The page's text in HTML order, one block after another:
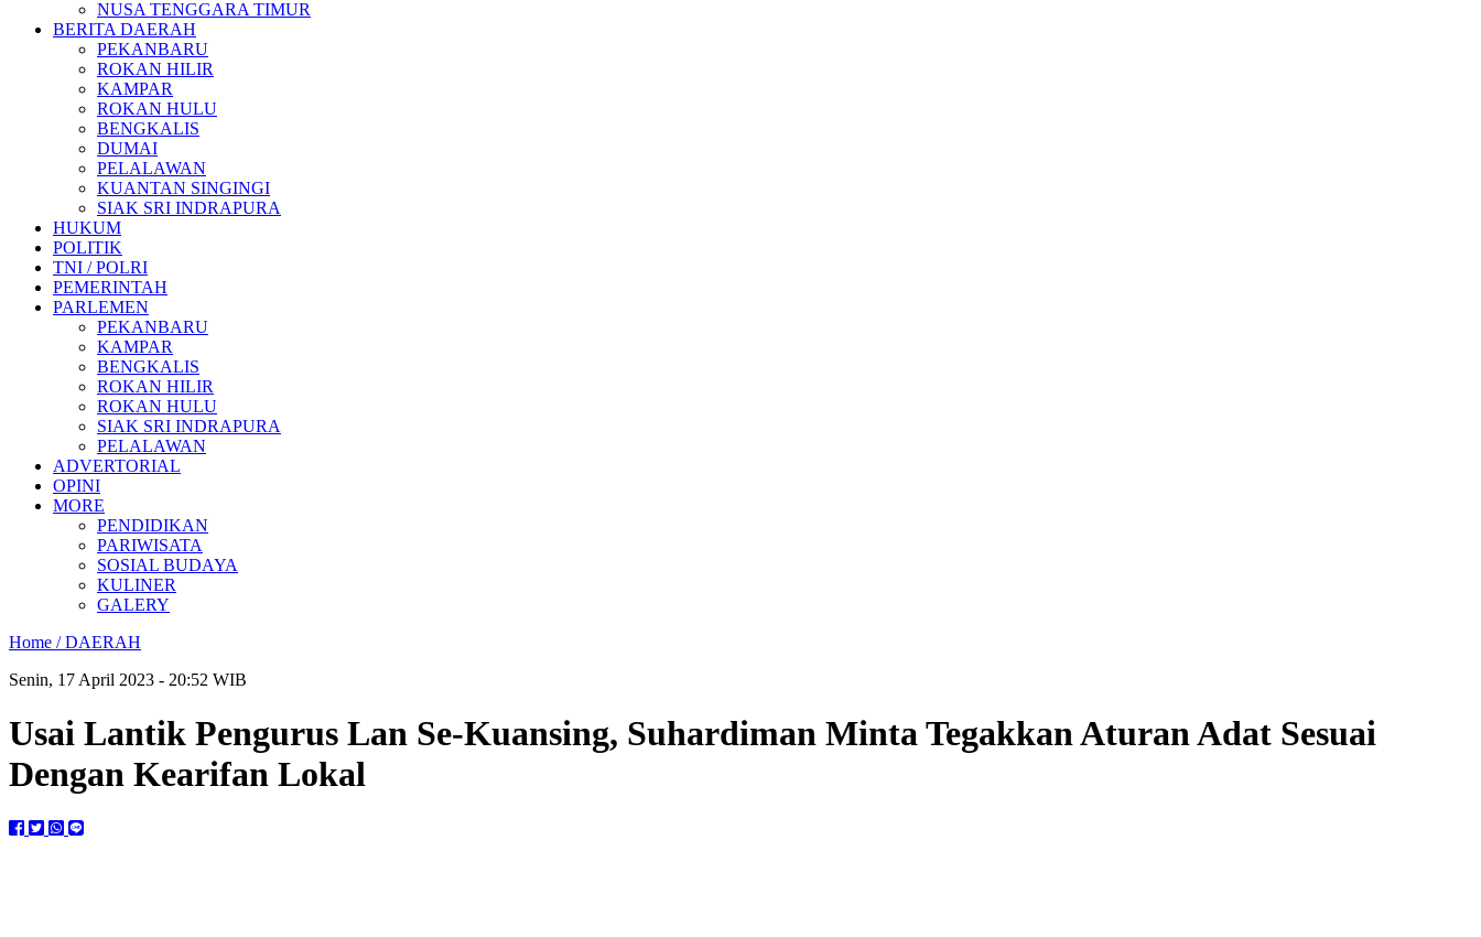
NUSA TENGGARA TIMUR
BERITA DAERAH
PEKANBARU
ROKAN HILIR
KAMPAR
ROKAN HULU
BENGKALIS
DUMAI
PELALAWAN
KUANTAN SINGINGI
SIAK SRI INDRAPURA
HUKUM
POLITIK
TNI / POLRI
PEMERINTAH
PARLEMEN
PEKANBARU
KAMPAR
BENGKALIS
ROKAN HILIR
ROKAN HULU
SIAK SRI INDRAPURA
PELALAWAN
ADVERTORIAL
OPINI
MORE
PENDIDIKAN
PARIWISATA
SOSIAL BUDAYA
KULINER
GALERY
Home /DAERAH
Senin, 17 April 2023 - 20:52 WIB
Usai Lantik Pengurus Lan Se-Kuansing, Suhardiman Minta Tegakkan Aturan Adat Sesuai
Dengan Kearifan Lokal